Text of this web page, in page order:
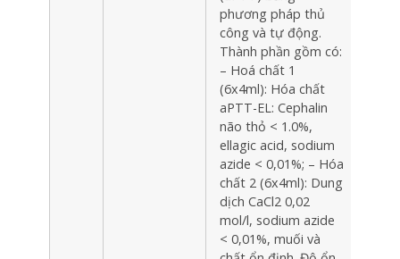
phương pháp thủ
công và tự động.
Thành phần gồm có:
– Hoá chất 1
(6x4ml): Hóa chất
aPTT-EL: Cephalin
não thỏ < 1.0%,
ellagic acid, sodium
azide < 0,01%; – Hóa
chất 2 (6x4ml): Dung
dịch CaCl2 0,02
mol/l, sodium azide
< 0,01%, muối và